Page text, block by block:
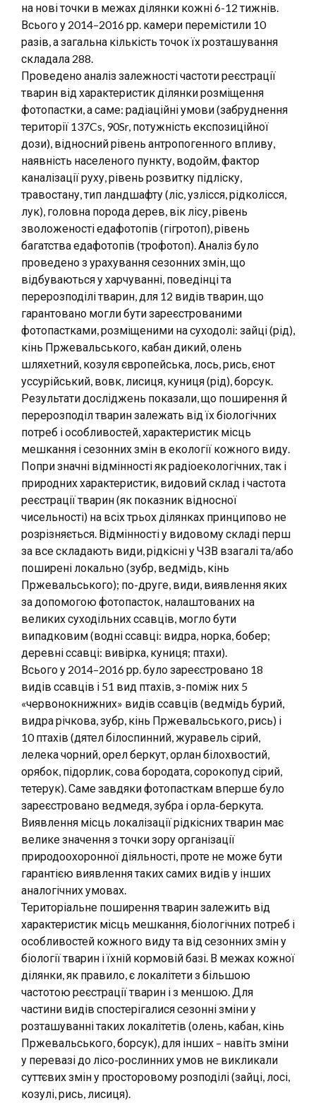
на нові точки в межах ділянки кожні 6-12 тижнів.
Всього у 2014–2016 рр. камери перемістили 10
разів, а загальна кількість точок їх розташування
складала 288.
Проведено аналіз залежності частоти реєстрації
тварин від характеристик ділянки розміщення
фотопастки, а саме: радіаційні умови (забруднення
території 137Cs, 90Sr, потужність експозиційної
дози), відносний рівень антропогенного впливу,
наявність населеного пункту, водойм, фактор
каналізації руху, рівень розвитку підліску,
травостану, тип ландшафту (ліс, узлісся, рідколісся,
лук), головна порода дерев, вік лісу, рівень
зволоженості едафотопів (гігротоп), рівень
багатства едафотопів (трофотоп). Аналіз було
проведено з урахування сезонних змін, що
відбуваються у харчуванні, поведінці та
перерозподілі тварин, для 12 видів тварин, що
гарантовано могли бути зареєстрованими
фотопастками, розміщеними на суходолі: зайці (рід),
кінь Пржевальського, кабан дикий, олень
шляхетний, козуля європейська, лось, рись, єнот
уссурійський, вовк, лисиця, куниця (рід), борсук.
Результати досліджень показали, що поширення й
перерозподіл тварин залежать від їх біологічних
потреб і особливостей, характеристик місць
мешкання і сезонних змін в екології кожного виду.
Попри значні відмінності як радіоекологічних, так і
природних характеристик, видовий склад і частота
реєстрації тварин (як показник відносної
чисельності) на всіх трьох ділянках принципово не
розрізняється. Відмінності у видовому складі перш
за все складають види, рідкісні у ЧЗВ взагалі та/або
поширені локально (зубр, ведмідь, кінь
Пржевальського); по-друге, види, виявлення яких
за допомогою фотопасток, налаштованих на
великих суходільних ссавців, могло бути
випадковим (водні ссавці: видра, норка, бобер;
деревні ссавці: вивірка, куниця; птахи).
Всього у 2014–2016 рр. було зареєстровано 18
видів ссавців і 51 вид птахів, з-поміж них 5
«червонокнижних» видів ссавців (ведмідь бурий,
видра річкова, зубр, кінь Пржевальського, рись) і
10 птахів (дятел білоспинний, журавель сірий,
лелека чорний, орел беркут, орлан білохвостий,
орябок, підорлик, сова бородата, сорокопуд сірий,
тетерук). Саме завдяки фотопасткам вперше було
зареєстровано ведмедя, зубра і орла-беркута.
Виявлення місць локалізації рідкісних тварин має
велике значення з точки зору організації
природоохоронної діяльності, проте не може бути
гарантією виявлення таких самих видів у інших
аналогічних умовах.
Територіальне поширення тварин залежить від
характеристик місць мешкання, біологічних потреб і
особливостей кожного виду та від сезонних змін у
біології тварин і їхній кормовій базі. В межах кожної
ділянки, як правило, є локалітети з більшою
частотою реєстрації тварин і з меншою. Для
частини видів спостерігалися сезонні зміни у
розташуванні таких локалітетів (олень, кабан, кінь
Пржевальського, борсук), для інших – навіть зміни
у перевазі до лісо-рослинних умов не викликали
суттєвих змін у просторовому розподілі (зайці, лосі,
козулі, рись, лисиця).